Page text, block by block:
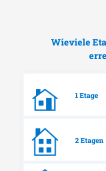
Wieviele
1 Etage
2 Etagen